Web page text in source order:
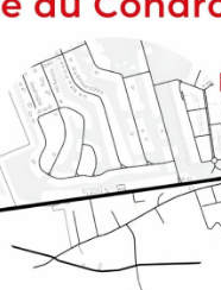
prévue pour: